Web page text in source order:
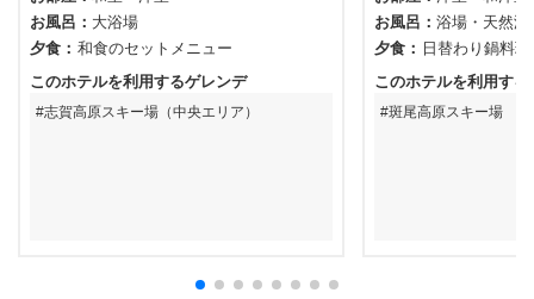
お風呂
大浴場
夕食
和食のセットメニュー
このホテルを利用するゲレンデ
志賀高原スキー場（中央エリア）
お風呂
浴場
天然温
夕食
日替わり鍋料理
このホテルを利用する
斑尾高原スキー場